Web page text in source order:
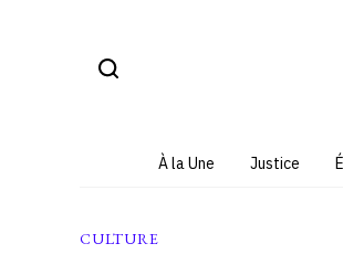
À la Une Justice
CULTURE